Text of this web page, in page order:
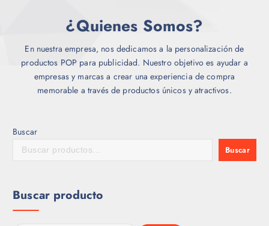
¿Quienes Somos?
En nuestra empresa, nos dedicamos a la personalización de
productos POP para publicidad. Nuestro objetivo es ayudar a
empresas y marcas a crear una experiencia de compra
memorable a través de productos únicos y atractivos.
Buscar
Buscar
Buscar producto